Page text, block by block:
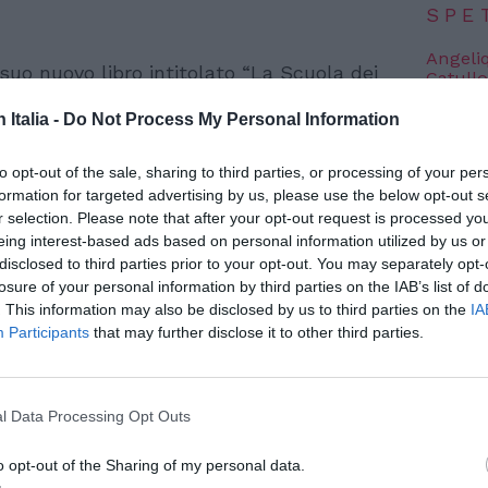
Italia - Do Not Process My Personal Information
opt-out of the sale, sharing to third parties, or processing of your
for targeted advertising by us, please use the below opt-out
selection. Please note that after your opt-out request is processed
interest-based ads based on personal information utilized by us
to third parties prior to your opt-out. You may separately
of your personal information by third parties on the IAB’s list of
This information may also be disclosed by us to third parties on the
Participants that may further disclose it to other third parties.
Data Processing Opt Outs
opt-out of the Sharing of my personal data.
nuovo libro intitolato “La Scuola dei
Valditara affronta il tema
proponendo soluzioni concrete per
e di inserimento nel sistema
deve prevalere rispetto
migranti non hanno un futuro: dobbiamo
durante un’intervista rilasciata a
con i
4